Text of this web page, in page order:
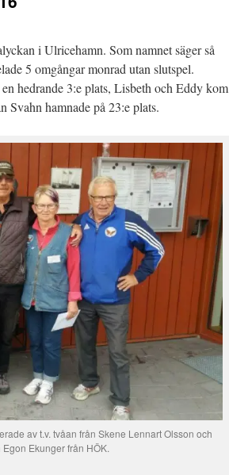
i Ulricehamn. Som namnet säger så
5 omgångar monrad utan slutspel.
hedrande 3:e plats, Lisbeth och Eddy kom
Svahn hamnade på 23:e plats.
av t.v. tvåan från Skene Lennart Olsson och
Ekunger från HÖK.